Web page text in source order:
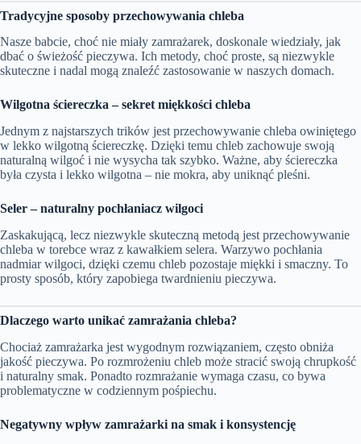
Tradycyjne sposoby przechowywania chleba
Nasze babcie, choć nie miały zamrażarek, doskonale wiedziały, jak
dbać o świeżość pieczywa. Ich metody, choć proste, są niezwykle
skuteczne i nadal mogą znaleźć zastosowanie w naszych domach.
Wilgotna ściereczka – sekret miękkości chleba
Jednym z najstarszych trików jest przechowywanie chleba owiniętego
w lekko wilgotną ściereczkę. Dzięki temu chleb zachowuje swoją
naturalną wilgoć i nie wysycha tak szybko. Ważne, aby ściereczka
była czysta i lekko wilgotna – nie mokra, aby uniknąć pleśni.
Seler – naturalny pochłaniacz wilgoci
Zaskakującą, lecz niezwykle skuteczną metodą jest przechowywanie
chleba w torebce wraz z kawałkiem selera. Warzywo pochłania
nadmiar wilgoci, dzięki czemu chleb pozostaje miękki i smaczny. To
prosty sposób, który zapobiega twardnieniu pieczywa.
Dlaczego warto unikać zamrażania chleba?
Chociaż zamrażarka jest wygodnym rozwiązaniem, często obniża
jakość pieczywa. Po rozmrożeniu chleb może stracić swoją chrupkość
i naturalny smak. Ponadto rozmrażanie wymaga czasu, co bywa
problematyczne w codziennym pośpiechu.
Negatywny wpływ zamrażarki na smak i konsystencję